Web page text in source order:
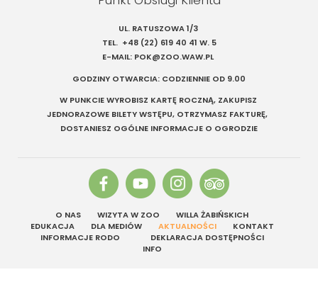
UL. RATUSZOWA 1/3
TEL. +48 (22) 619 40 41 W. 5
E-MAIL: POK@ZOO.WAW.PL
GODZINY OTWARCIA: CODZIENNIE OD 9.00
W PUNKCIE WYROBISZ KARTĘ ROCZNĄ, ZAKUPISZ
JEDNORAZOWE BILETY WSTĘPU, OTRZYMASZ FAKTURĘ,
DOSTANIESZ OGÓLNE INFORMACJE O OGRODZIE
O NAS WIZYTA W ZOO
WILLA ŻABIŃSKICH
EDUKACJA
DLA MEDIÓW AKTUALNOŚCI
KONTAKT
INFORMACJE RODO
DEKLARACJA DOSTĘPNOŚCI
INFO